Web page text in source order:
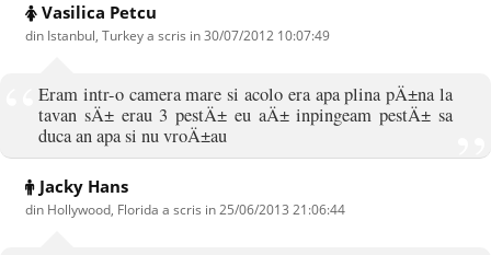
Vasilica Petcu
din Istanbul, Turkey a scris in30/07/2012 10:07:49
Eram intr-o camera mare si acolo era apa plina pÄ±na la
tavan sÄ± erau 3 pestÄ± eu aÄ± inpingeam pestÄ± sa
duca an apa si nu vroÄ±au
Jacky Hans
din Hollywood, Florida a scris in25/06/2013 21:06:44